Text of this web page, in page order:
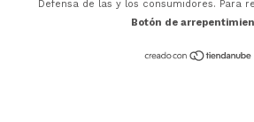
Defensa de las y los consumidores. Para
Botón de